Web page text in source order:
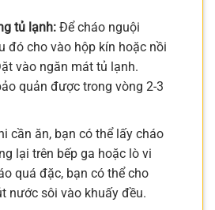
tủ lạnh:Để cháo nguội
đó cho vào hộp kín hoặc nồi
vào ngăn mát tủ lạnh.
quản được trong vòng 2-3
cần ăn, bạn có thể lấy cháo
lại trên bếp ga hoặc lò vi
quá đặc, bạn có thể cho
nước sôi vào khuấy đều.